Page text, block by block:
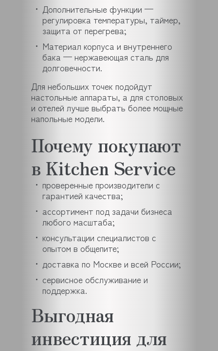
Дополнительные функции —
регулировка температуры, таймер,
защита от перегрева;
Материал корпуса и внутреннего
бака — нержавеющая сталь для
долговечности.
Для небольших точек подойдут
настольные аппараты, а для столовых
и отелей лучше выбрать более мощные
напольные модели.
Почему покупают
в Kitchen Service
проверенные производители с
гарантией качества;
ассортимент под задачи бизнеса
любого масштаба;
консультации специалистов с
опытом в общепите;
доставка по Москве и всей России;
сервисное обслуживание и
поддержка.
Выгодная
инвестиция для